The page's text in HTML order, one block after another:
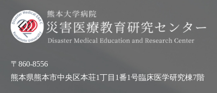
〒860-8556
熊本県熊本市中央区本荘1丁目1番1号臨床医学研究棟7階